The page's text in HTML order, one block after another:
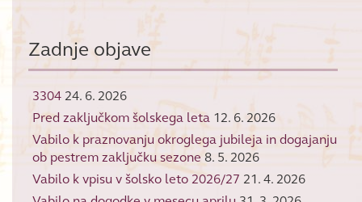
Zadnje objave
3304 24. 6. 2026
Pred zaključkom šolskega leta 12. 6. 2026
Vabilo k praznovanju okroglega jubileja in dogajanju
ob pestrem zaključku sezone 8. 5. 2026
Vabilo k vpisu v šolsko leto 2026/27 21. 4. 2026